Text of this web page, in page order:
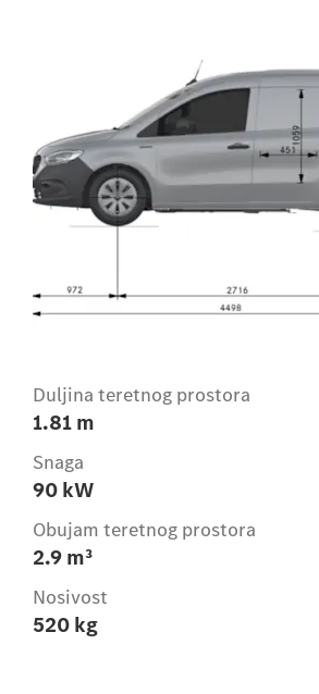
Duljina teretnog prostora
1.81 m
Snaga
90 kW
Obujam teretnog prostora
2.9 m³
Nosivost
520 kg